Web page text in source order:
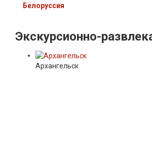
Белоруссия
Экскурсионно-
Архангельск